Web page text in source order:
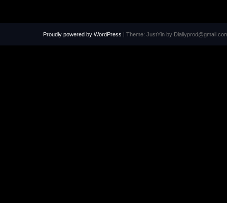
Proudly powered by WordPress | Theme: JustYin by